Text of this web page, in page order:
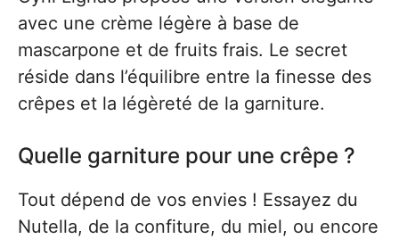
avec une crème légère à base de
mascarpone et de fruits frais. Le secret
réside dans l’équilibre entre la finesse des
crêpes et la légèreté de la garniture.
Quelle garniture pour une crêpe ?
Tout dépend de vos envies ! Essayez du
Nutella, de la confiture, du miel, ou encore